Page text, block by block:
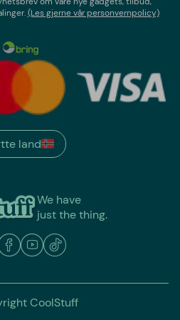
(Les gjerne vår personvernpolicy)
We have
just the thing.
land
CoolStuff